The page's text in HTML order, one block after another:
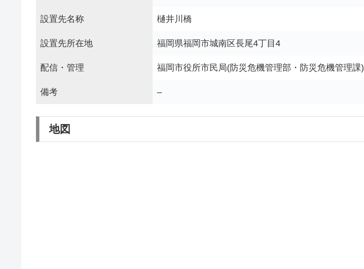
設置先名称 樋井川橋
設置先所在地 福岡県福岡市城南区長尾4丁目4
配信・管理 福岡市役所市民局(防災危機管理部・防災危機管理課)
備考 –
地図